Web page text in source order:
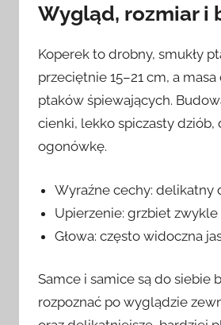
Wygląd, rozmiar i
Koperek to drobny, smukły
przeciętnie 15–21 cm, a
ptaków śpiewających.
cienki, lekko spiczasty dziób,
ogonówkę.
Wyraźne cechy: delikatny
Upierzenie: grzbiet
Głowa: często widoczna
Samce i samice są do
rozpoznać po wyglądzie